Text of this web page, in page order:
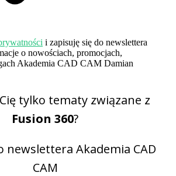
i zapisuję się do newslettera
o nowościach, promocjach,
Akademia CAD CAM Damian
tylko tematy związane z
Fusion 360?
newslettera Akademia CAD
CAM